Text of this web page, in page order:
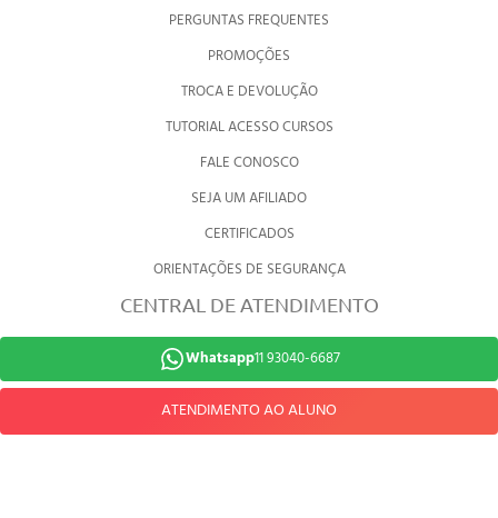
PERGUNTAS FREQUENTES
PROMOÇÕES
TROCA E DEVOLUÇÃO
TUTORIAL ACESSO CURSOS
FALE CONOSCO
SEJA UM AFILIADO
CERTIFICADOS
ORIENTAÇÕES DE SEGURANÇA
CENTRAL DE ATENDIMENTO
Whatsapp11 93040-6687
ATENDIMENTO AO ALUNO